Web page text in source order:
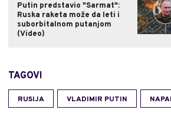
Putin predstavio "Sarmat":
Ruska raketa može da leti i
suborbitalnom putanjom
(Video)
TAGOVI
RUSIJA VLADIMIR PUTIN